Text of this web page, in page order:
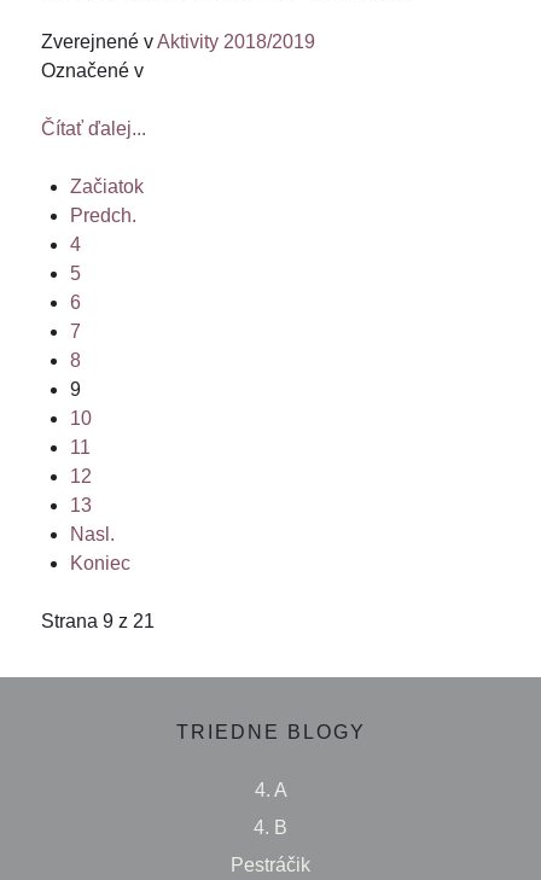
Zverejnené vAktivity 2018/2019
Označené v
Čítať ďalej...
Začiatok
Predch.
4
5
6
7
8
9
10
11
12
13
Nasl.
Koniec
Strana 9 z 21
TRIEDNE BLOGY
4. A
4. B
Pestráčik